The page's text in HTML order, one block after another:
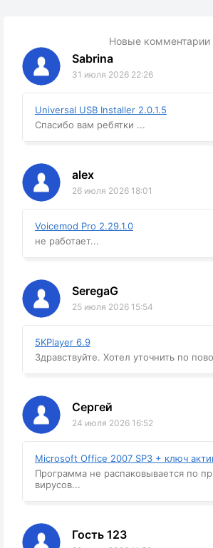
Новые комментарии
Sabrina
31 июля 2026 22:26
Universal USB Installer 2.0.1.5
Спасибо вам ребятки ...
alex
26 июля 2026 18:01
Voicemod Pro 2.29.1.0
не работает...
SeregaG
25 июля 2026 15:54
5KPlayer 6.9
Здравствуйте. Хотел уточнить по
Сергей
24 июля 2026 16:52
Microsoft Office 2007 SP3 + ключ
Программа не распаковывается по
вирусов...
Гость 123